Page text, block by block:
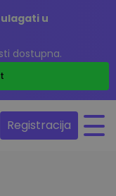
u
dostupna.
Registracija